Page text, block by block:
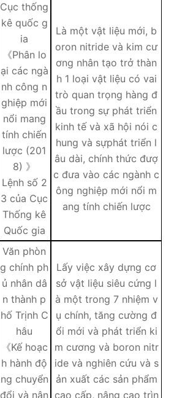
Cục thống
kê quốc g
ia
《Phân lo
ại các ngà
nh công n
ghiệp mới
nổi mang
tính chiến
lược (201
8) 》
Lệnh số 2
3 của Cục
Thống kê
Quốc gia
Là một vật liệu mới, b
oron nitride và kim cư
ơng nhân tạo trở thàn
h 1 loại vật liệu có vai
trò quan trọng hàng đ
ầu trong sự phát triển
kinh tế và xã hội nói c
hung và sựphát triển l
âu dài, chính thức đượ
c đưa vào các ngành c
ông nghiệp mới nổi m
ang tính chiến lược
Văn phòn
g chính ph
ủ nhân dâ
n thành p
hố Trịnh C
hâu
《Kế hoạc
h hành độ
ng chuyển
đổi và nân
Lấy việc xây dựng cơ
sở vật liệu siêu cứng l
à một trong 7 nhiệm v
ụ chính, tăng cường đ
ổi mới và phát triển ki
m cương và boron nitr
ide và nghiên cứu và s
ản xuất các sản phẩm
cao cấp, nâng cao trìn